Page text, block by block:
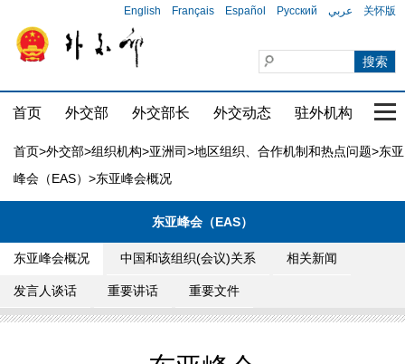
English Français Español Русский عربي 关怀版
首页 外交部 外交部长 外交动态 驻外机构 国
首页>外交部>组织机构>亚洲司>地区组织、合作机制和热点问题>东亚
峰会（EAS） >东亚峰会概况
东亚峰会（EAS）
东亚峰会概况 中国和该组织(会议)关系 相关新闻
发言人谈话 重要讲话 重要文件